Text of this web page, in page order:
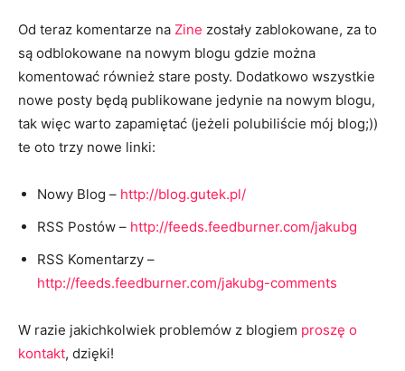
Od teraz komentarze na Zine zostały zablokowane, za to
są odblokowane na nowym blogu gdzie można
komentować również stare posty. Dodatkowo wszystkie
nowe posty będą publikowane jedynie na nowym blogu,
tak więc warto zapamiętać (jeżeli polubiliście mój blog;))
te oto trzy nowe linki:
Nowy Blog – http://blog.gutek.pl/
RSS Postów – http://feeds.feedburner.com/jakubg
RSS Komentarzy –
http://feeds.feedburner.com/jakubg-comments
W razie jakichkolwiek problemów z blogiem proszę o
kontakt, dzięki!